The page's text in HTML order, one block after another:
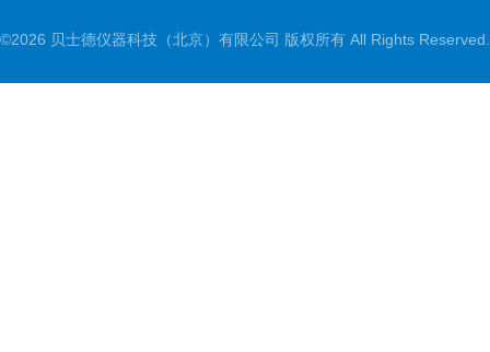
©2026 贝士德仪器科技（北京）有限公司 版权所有 All Rights Reserved.